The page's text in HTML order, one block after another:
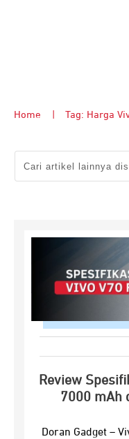
Home Tag: Harga
Review
7000 mAh
Doran Gadget –